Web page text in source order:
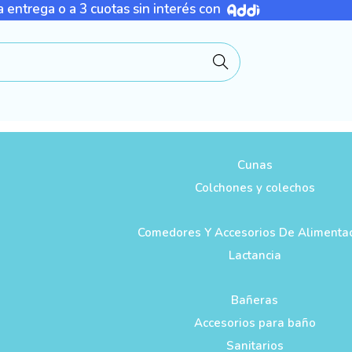
entrega o a 3 cuotas sin interés con
Buscar
Cunas
Colchones y colechos
Comedores Y Accesorios De
Lactancia
Bañeras
Accesorios para baño
Sanitarios